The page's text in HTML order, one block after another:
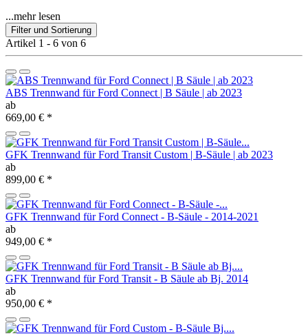
...mehr lesen
Filter und Sortierung
Artikel 1 - 6 von 6
ABS Trennwand für Ford Connect | B Säule | ab 2023
ab
669,00 € *
GFK Trennwand für Ford Transit Custom | B-Säule | ab 2023
ab
899,00 € *
GFK Trennwand für Ford Connect - B-Säule - 2014-2021
ab
949,00 € *
GFK Trennwand für Ford Transit - B Säule ab Bj. 2014
ab
950,00 € *